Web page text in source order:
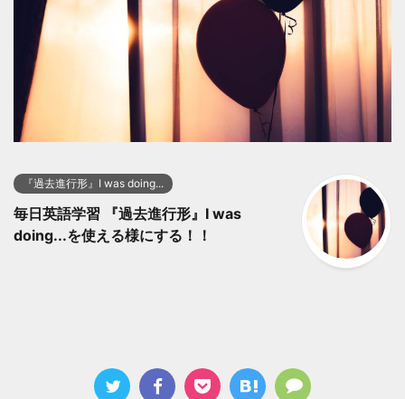
『過去進行形』I was doing...
毎日英語学習 『過去進行形』I was
doing...を使える様にする！！